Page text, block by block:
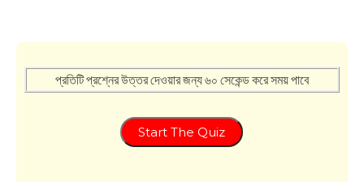
প্রতিটি প্রশ্নের উত্তর দেওয়ার জন্য ৬০ সেকেন্ড করে সময় পাবে
Start The Quiz